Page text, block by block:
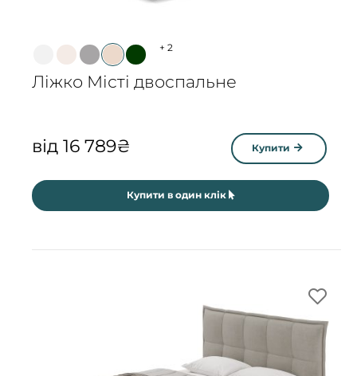
+ 2
Ліжко Місті двоспальне
від 16 789₴ Купити
Купити в один клік